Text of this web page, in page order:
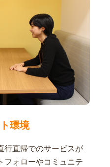
環境
行直帰でのサービスが
フォローやコミュニテ